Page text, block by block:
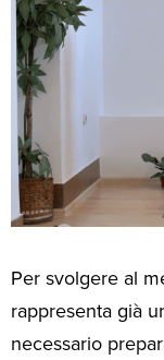
Per svolgere al
rappresenta già
necessario